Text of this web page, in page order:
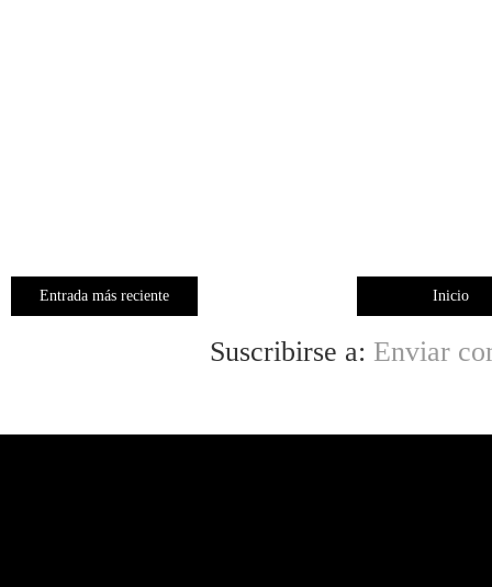
Entrada más reciente Inicio
Suscribirse a: Enviar